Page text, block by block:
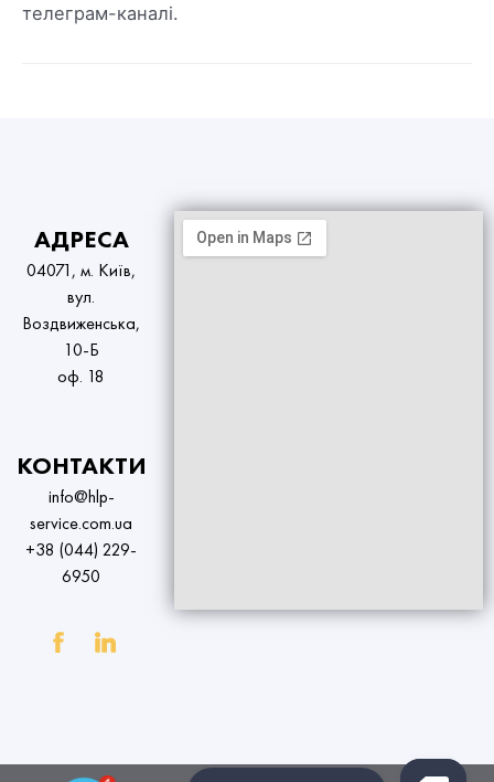
телеграм-каналі.
АДРЕСА
04071, м. Київ,
вул.
Воздвиженська,
10-Б
оф. 18
КОНТАКТИ
info@hlp-
service.com.ua
+38 (044) 229-
6950